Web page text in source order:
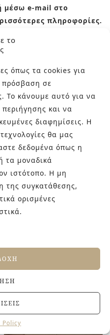
το
όπως τα cookies για
πρόσβαση σε
Το κάνουμε αυτό για να
και να
διαφημίσεις. Η
θα μας
δεδομένα όπως η
τα μοναδικά
ιστότοπο. Η μη
της συγκατάθεσης,
ορισμένες
Policy
μέσω e-mail στο
πληροφορίες.
LUGANO